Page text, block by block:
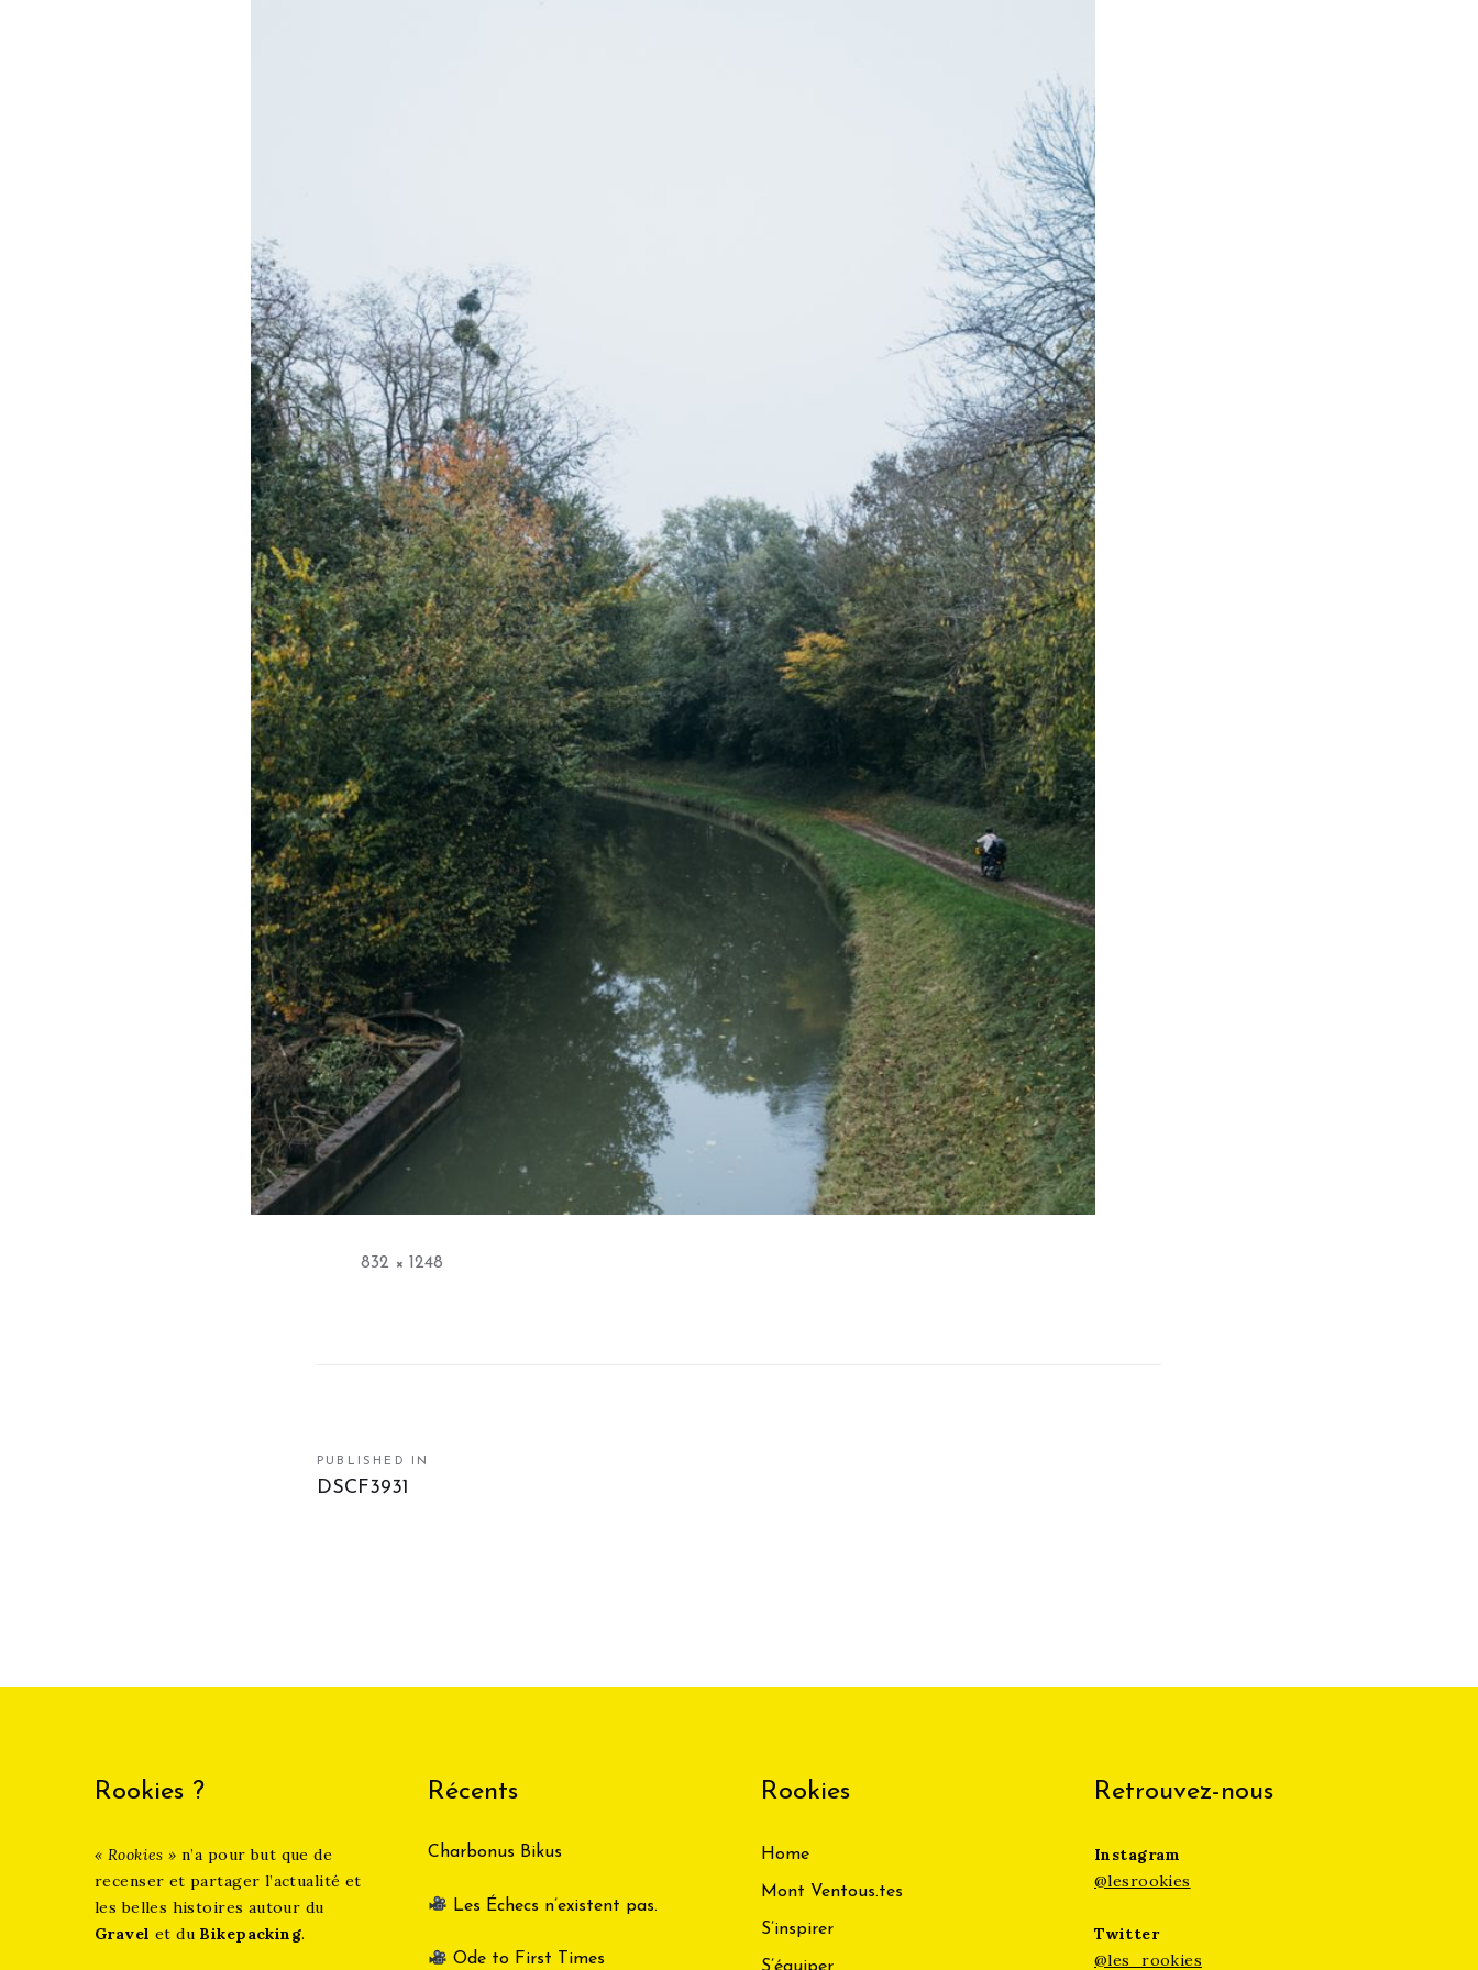
Full
832 × 1248
Navigation
PUBLISHED IN
DSCF3931
Rookies ?
« Rookies »n’a pour but que de
recenser et partager l’actualité et
les belles histoires autour du
Gravel et du Bikepacking.
Récents
Charbonus Bikus
Les Échecs n’existent pas.
Ode to First Times
Rookies
Home
Mont Ventous.tes
S’inspirer
Retrouvez-nous
Instagram
@lesrookies
Twitter
@les_rookies